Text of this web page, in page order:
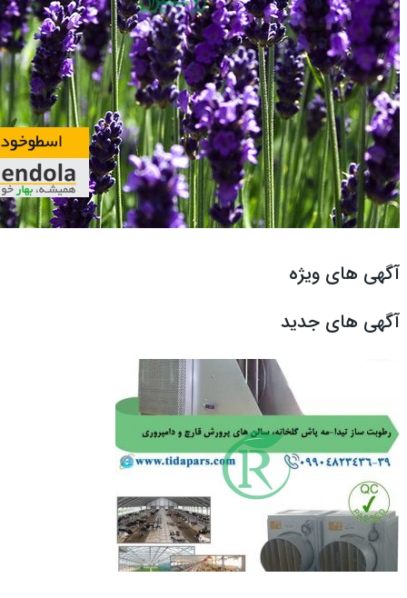
آگهی های ویژه
آگهی های جدید